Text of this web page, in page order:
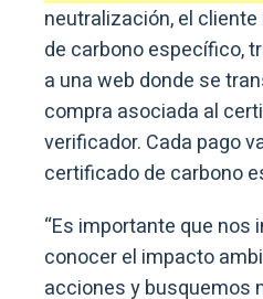
neutralización, el
de carbono específico,
a una web donde se
compra asociada al
verificador. Cada pago
certificado de carbono
“Es importante que nos
conocer el impacto
acciones y busquemos